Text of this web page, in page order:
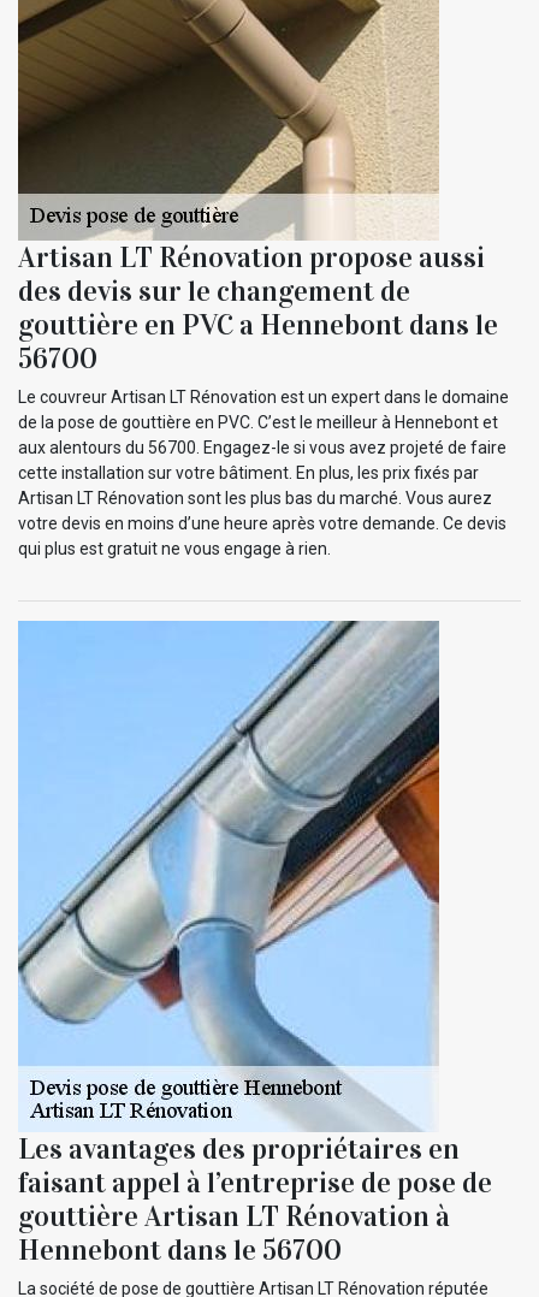
Artisan LT Rénovation propose aussi
des devis sur le changement de
gouttière en PVC a Hennebont dans le
56700
Le couvreur Artisan LT Rénovation est un expert dans le domaine
de la pose de gouttière en PVC. C’est le meilleur à Hennebont et
aux alentours du 56700. Engagez-le si vous avez projeté de faire
cette installation sur votre bâtiment. En plus, les prix fixés par
Artisan LT Rénovation sont les plus bas du marché. Vous aurez
votre devis en moins d’une heure après votre demande. Ce devis
qui plus est gratuit ne vous engage à rien.
Les avantages des propriétaires en
faisant appel à l’entreprise de pose de
gouttière Artisan LT Rénovation à
Hennebont dans le 56700
La société de pose de gouttière Artisan LT Rénovation réputée